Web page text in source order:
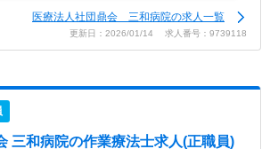
医療法人社団鼎会 三和病院の求人一覧
更新日：2026/01/14 求人番号：9739118
三和病院の作業療法士求人(正職員)